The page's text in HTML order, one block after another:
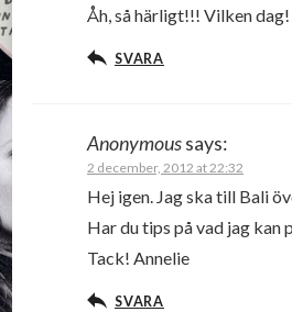
Åh, så härligt!!! Vilken
SVARA
Anonymoussays:
2 december, 2012 at 22:32
Hej igen. Jag ska till Bali
Har du tips på vad jag kan
Tack! Annelie
SVARA